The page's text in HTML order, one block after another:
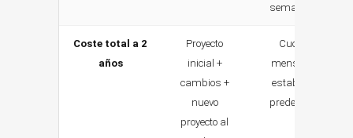
semanas
Coste total a 2
años
Proyecto
inicial +
cambios +
nuevo
proyecto al
Cuota
mensual
estable y
predecible